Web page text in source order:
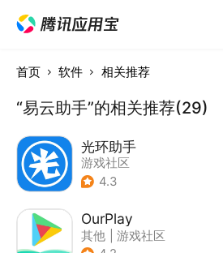
首页 软件 相关推荐
“易云助手”的相关推荐(29)
光环助手
游戏社区
4.3
OurPlay
其他
游戏社区